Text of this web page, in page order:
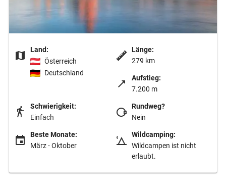
Land:
Österreich
Deutschland
Länge:
279 km
Aufstieg:
7.200 m
Schwierigkeit:
Einfach
Rundweg?
Nein
Beste Monate:
März - Oktober
Wildcamping:
Wildcampen ist nicht
erlaubt.